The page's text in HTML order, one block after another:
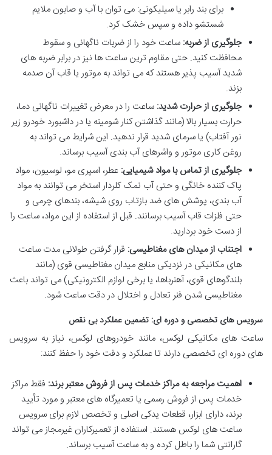
برای بند رابر یا سیلیکونی: می توان با آب و صابون ملایم
شستشو داده و سپس خشک کرد.
جلوگیری از ضربه: ساعت خود را از ضربات ناگهانی و سقوط
محافظت کنید. حتی مقاوم ترین ساعت ها نیز در برابر ضربه های
شدید آسیب پذیر هستند که می تواند به موتور یا قاب آن صدمه
بزند.
جلوگیری از حرارت شدید: ساعت را در معرض تغییرات ناگهانی دما،
حرارت بسیار بالا (مانند گذاشتن کنار شومینه یا در داشبورد خودرو زیر
نور آفتاب) یا سرمای شدید قرار ندهید. این شرایط می تواند به
روغن کاری موتور و واشرهای آب بندی آسیب برساند.
جلوگیری از تماس با مواد شیمیایی: عطر، اسپری مو، لوسیون، مواد
پاک کننده خانگی و حتی آب نمک کلردار استخر می توانند به مواد
آب بندی، پوشش های ضد بازتاب روی شیشه، بندهای چرمی و
حتی فلزات قاب آسیب برسانند. قبل از استفاده از این مواد، ساعت را
از دست خود بردارید.
اجتناب از میدان های مغناطیسی: قرار گرفتن طولانی مدت ساعت
های مکانیکی در نزدیکی منابع میدان مغناطیسی قوی (مانند
بلندگوهای قوی، آهنرباها، یا برخی لوازم الکترونیکی) می تواند باعث
مغناطیسی شدن فنر تعادل و اختلال در دقت ساعت شود.
سرویس های تخصصی و دوره ای: تضمین عملکرد بی نقص
ساعت های مکانیکی لوکس، مانند خودروهای لوکس، نیاز به سرویس
های دوره ای تخصصی دارند تا عملکرد و دقت خود را حفظ کنند:
اهمیت مراجعه به مراکز خدمات پس از فروش معتبر برند: فقط مراکز
خدمات پس از فروش رسمی یا تعمیرگاه های معتبر و مورد تأیید
برند، دارای ابزار، قطعات یدکی اصلی و تخصص لازم برای سرویس
ساعت های لوکس هستند. استفاده از تعمیرکاران غیرمجاز می تواند
گارانتی شما را باطل کرده و به ساعت آسیب برساند.